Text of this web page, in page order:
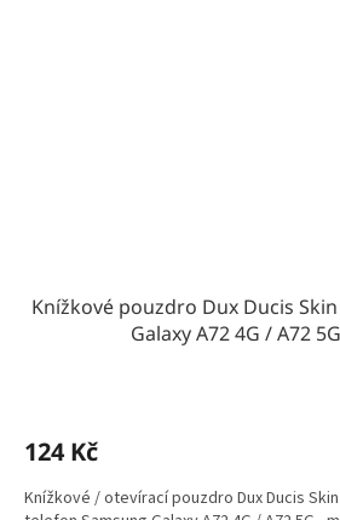
Knížkové pouzdro Dux Ducis
Galaxy A72 4G / A72
124 Kč
Knížkové / otevírací pouzdro Dux Ducis